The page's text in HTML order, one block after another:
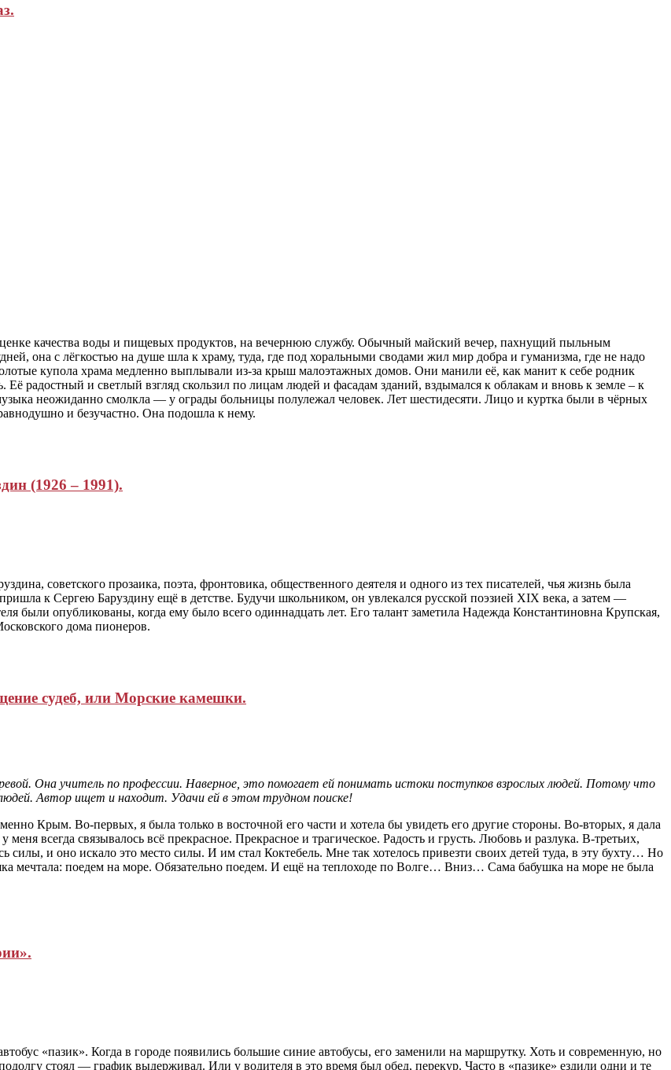
качества воды и пищевых продуктов, на вечернюю службу. Обычный майский вечер, пахнущий пыльным
она с лёгкостью на душе шла к храму, туда, где под хоральными сводами жил мир добра и гуманизма, где не надо
купола храма медленно выплывали из-за крыш малоэтажных домов. Они манили её, как манит к себе родник
радостный и светлый взгляд скользил по лицам людей и фасадам зданий, вздымался к облакам и вновь к земле – к
неожиданно смолкла — у ограды больницы полулежал человек. Лет шестидесяти. Лицо и куртка были в чёрных
и безучастно. Она подошла к нему.
(1926 – 1991).
советского прозаика, поэта, фронтовика, общественного деятеля и одного из тех писателей, чья жизнь была
к Сергею Баруздину ещё в детстве. Будучи школьником, он увлекался русской поэзией XIX века, а затем —
были опубликованы, когда ему было всего одиннадцать лет. Его талант заметила Надежда Константиновна Крупская,
дома пионеров.
судеб, или Морские камешки.
Она учитель по профессии. Наверное, это помогает ей понимать истоки поступков взрослых людей. Потому что
Автор ищет и находит. Удачи ей в этом трудном поиске!
Крым. Во-первых, я была только в восточной его части и хотела бы увидеть его другие стороны. Во-вторых, я дала
всегда связывалось всё прекрасное. Прекрасное и трагическое. Радость и грусть. Любовь и разлука. В-третьих,
силы, и оно искало это место силы. И им стал Коктебель. Мне так хотелось привезти своих детей туда, в эту бухту… Но
мечтала: поедем на море. Обязательно поедем. И ещё на теплоходе по Волге… Вниз… Сама бабушка на море не была
«пазик». Когда в городе появились большие синие автобусы, его заменили на маршрутку. Хоть и современную, но
стоял — график выдерживал. Или у водителя в это время был обед, перекур. Часто в «пазике» ездили одни и те